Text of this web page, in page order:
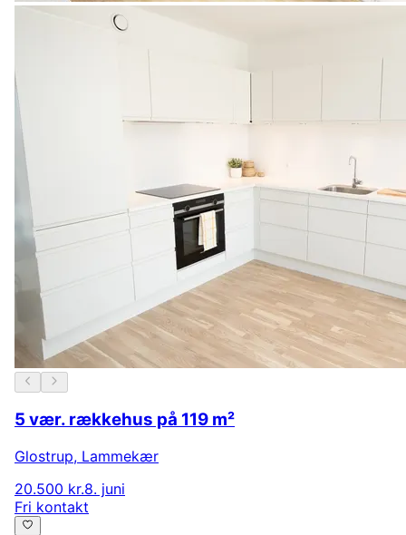
5 vær. rækkehus på 119 m²
Glostrup, Lammekær
20.500 kr.8. juni
Fri kontakt